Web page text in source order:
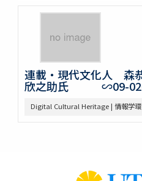
連載・現代文化人 森
欣之助氏 ∽09-
Digital Cultural Heritage | 情報学環